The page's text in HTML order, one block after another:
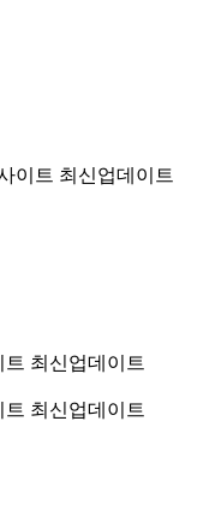
이트 최신업데이트
최신업데이트
최신업데이트